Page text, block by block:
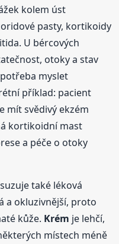
kolem úst
pasty, kortikoidy
U bércových
otoky a stav
myslet
příklad: pacient
mít svědivý ekzém
kortikoidní mast
a péče o otoky
také léková
a okluzivnější, proto
kůže. Krém je lehčí,
místech méně